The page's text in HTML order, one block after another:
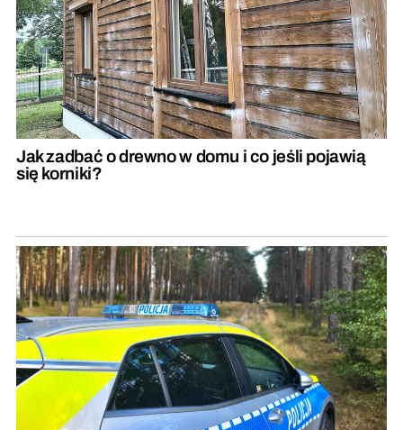
Jak zadbać o drewno w domu i co jeśli pojawią
się korniki?